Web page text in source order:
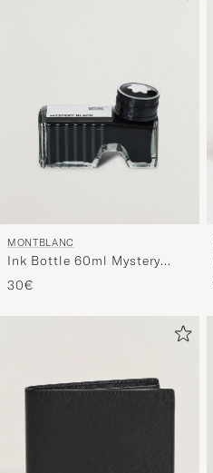
MONTBLANC
Ink Bottle 60ml Mystery
Black
30€